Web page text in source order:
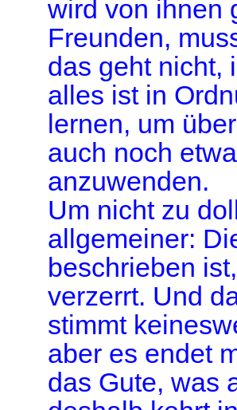
wird von ihnen
Freunden,
das geht nicht,
alles ist in
lernen, um
auch noch
anzuwenden.
Um nicht zu
allgemeiner:
beschrieben
verzerrt. Und
stimmt
aber es endet
das Gute, was